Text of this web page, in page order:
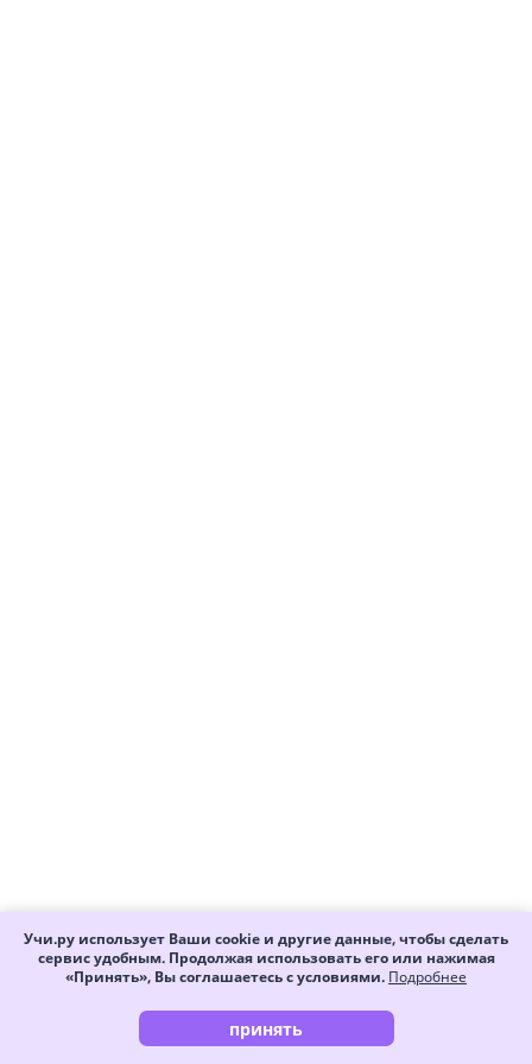
Учи.ру использует Ваши cookie и другие данные, чтобы сделать
сервис удобным. Продолжая использовать его или нажимая
«Принять», Вы соглашаетесь с условиями. Подробнее
принять